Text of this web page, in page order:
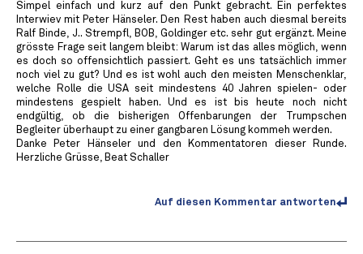
Simpel einfach und kurz auf den Punkt gebracht. Ein perfektes
Interwiev mit Peter Hänseler. Den Rest haben auch diesmal bereits
Ralf Binde, J.. Strempfl, BOB, Goldinger etc. sehr gut ergänzt. Meine
grösste Frage seit langem bleibt: Warum ist das alles möglich, wenn
es doch so offensichtlich passiert. Geht es uns tatsächlich immer
noch viel zu gut? Und es ist wohl auch den meisten Menschenklar,
welche Rolle die USA seit mindestens 40 Jahren spielen- oder
mindestens gespielt haben. Und es ist bis heute noch nicht
endgültig, ob die bisherigen Offenbarungen der Trumpschen
Begleiter überhaupt zu einer gangbaren Lösung kommeh werden.
Danke Peter Hänseler und den Kommentatoren dieser Runde.
Herzliche Grüsse, Beat Schaller
Auf diesen Kommentar antworten